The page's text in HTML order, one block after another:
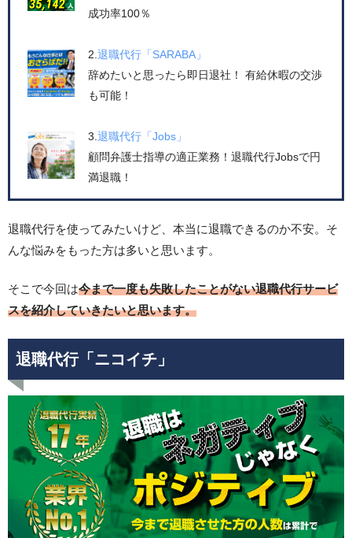
成功率100％
2. 退職代行「SARABA」
辞めたいと思ったら即日退社！ 有給休暇の交渉
も可能！
3. 退職代行「Jobs」
顧問弁護士指導の適正業務！退職代行Jobsで円
満退職！
退職代行を使ってみたいけど、本当に退職できるのか不安。そ
んな悩みをもった方は多いと思います。
そこで今回は今まで一度も失敗したことがない退職代行サービ
スを紹介していきたいと思います。
退職代行「ニコイチ」